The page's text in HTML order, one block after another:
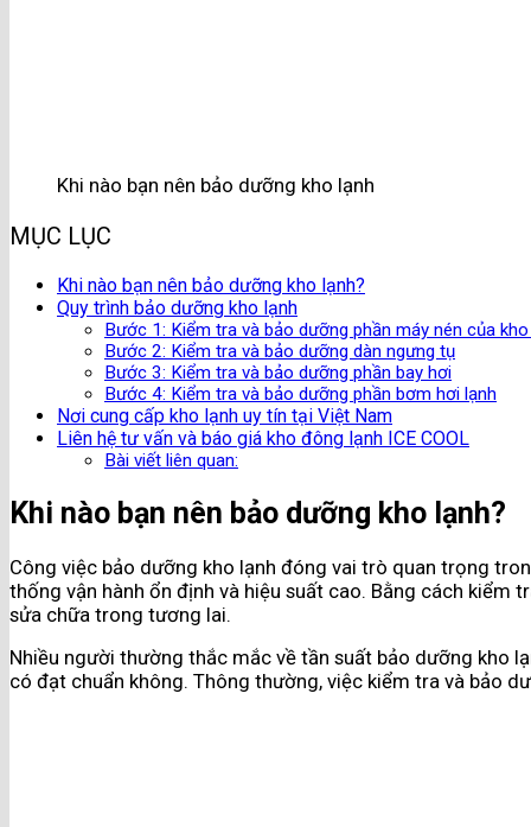
Khi nào bạn nên bảo dưỡng kho lạnh
MỤC LỤC
Khi nào bạn nên bảo dưỡng kho lạnh?
Quy trình bảo dưỡng kho lạnh
Bước 1: Kiểm tra và bảo dưỡng phần máy nén của
Bước 2: Kiểm tra và bảo dưỡng dàn ngưng tụ
Bước 3: Kiểm tra và bảo dưỡng phần bay hơi
Bước 4: Kiểm tra và bảo dưỡng phần bơm hơi lạnh
Nơi cung cấp kho lạnh uy tín tại Việt Nam
Liên hệ tư vấn và báo giá kho đông lạnh ICE COOL
Bài viết liên quan:
Khi nào bạn nên bảo dưỡng kho lạnh?
Công việc bảo dưỡng kho lạnh đóng vai trò quan trọng
thống vận hành ổn định và hiệu suất cao. Bằng cách kiểm
sửa chữa trong tương lai.
Nhiều người thường thắc mắc về tần suất bảo dưỡng kho
có đạt chuẩn không. Thông thường, việc kiểm tra và bảo